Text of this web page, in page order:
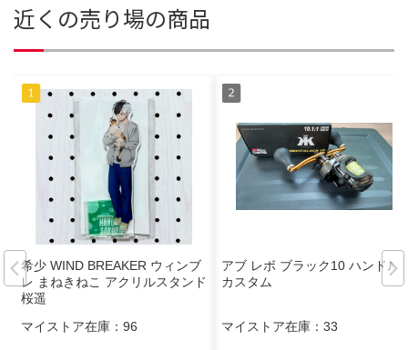
近くの売り場の商品
希少 WIND BREAKER ウィンブ
レ まねきねこ アクリルスタンド
桜遥
マイストア在庫： 96
アブ レボ ブラック10 ハンドル
カスタム
マイストア在庫： 33